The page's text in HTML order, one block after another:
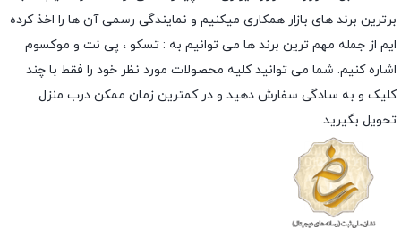
برترین برند های بازار همکاری میکنیم و نمایندگی رسمی آن ها را اخذ کرده
ایم از جمله مهم ترین برند ها می توانیم به : تسکو ، پی نت و موکسوم
اشاره کنیم. شما می توانید کلیه محصولات مورد نظر خود را فقط با چند
کلیک و به سادگی سفارش دهید و در کمترین زمان ممکن درب منزل
تحویل بگیرید.